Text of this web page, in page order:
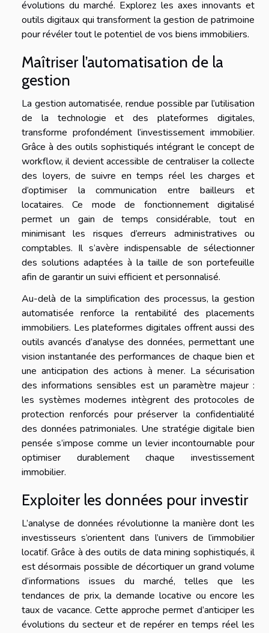
évolutions du marché. Explorez les axes innovants et
outils digitaux qui transforment la gestion de patrimoine
pour révéler tout le potentiel de vos biens immobiliers.
Maîtriser l’automatisation de la
gestion
La gestion automatisée, rendue possible par l’utilisation
de la technologie et des plateformes digitales,
transforme profondément l’investissement immobilier.
Grâce à des outils sophistiqués intégrant le concept de
workflow, il devient accessible de centraliser la collecte
des loyers, de suivre en temps réel les charges et
d’optimiser la communication entre bailleurs et
locataires. Ce mode de fonctionnement digitalisé
permet un gain de temps considérable, tout en
minimisant les risques d’erreurs administratives ou
comptables. Il s’avère indispensable de sélectionner
des solutions adaptées à la taille de son portefeuille
afin de garantir un suivi efficient et personnalisé.
Au-delà de la simplification des processus, la gestion
automatisée renforce la rentabilité des placements
immobiliers. Les plateformes digitales offrent aussi des
outils avancés d’analyse des données, permettant une
vision instantanée des performances de chaque bien et
une anticipation des actions à mener. La sécurisation
des informations sensibles est un paramètre majeur :
les systèmes modernes intègrent des protocoles de
protection renforcés pour préserver la confidentialité
des données patrimoniales. Une stratégie digitale bien
pensée s’impose comme un levier incontournable pour
optimiser durablement chaque investissement
immobilier.
Exploiter les données pour investir
L’analyse de données révolutionne la manière dont les
investisseurs s’orientent dans l’univers de l’immobilier
locatif. Grâce à des outils de data mining sophistiqués, il
est désormais possible de décortiquer un grand volume
d’informations issues du marché, telles que les
tendances de prix, la demande locative ou encore les
taux de vacance. Cette approche permet d’anticiper les
évolutions du secteur et de repérer en temps réel les